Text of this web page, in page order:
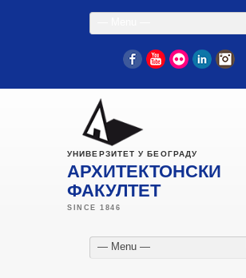
FacebookYouTube
Flickr LinkedIn
УНИВЕРЗИТЕТ У БЕОГРАДУ
АРХИТЕКТОНСКИ
ФАКУЛТЕТ
— Menu —